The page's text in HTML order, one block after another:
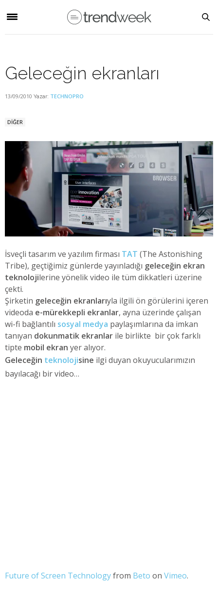
Geleceğin ekranları
13/09/2010 Yazar: TECHNOPRO
DİĞER
İsveçli tasarım ve yazılım firması TAT (The Astonishing
Tribe), geçtiğimiz günlerde yayınladığı geleceğin ekran
teknolojilerine yönelik video ile tüm dikkatleri üzerine
çekti.
Şirketin geleceğin ekranlarıyla ilgili ön görülerini içeren
videoda e-mürekkepli ekranlar, ayna üzerinde çalışan
wi-fi bağlantılı sosyal medya paylaşımlarına da imkan
tanıyan dokunmatik ekranlar ile birlikte bir çok farklı
tipte mobil ekran yer alıyor.
Geleceğin teknolojisine ilgi duyan okuyucularımızın
bayılacağı bir video…
Future of Screen Technologyfrom Beto on Vimeo.